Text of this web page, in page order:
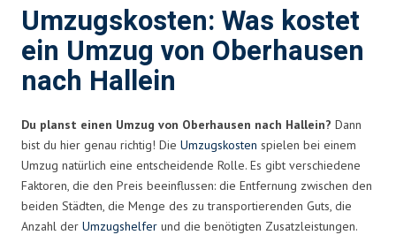
Umzugskosten: Was kostet
ein Umzug von Oberhausen
nach Hallein
Du planst einen Umzug von Oberhausen nach Hallein? Dann
bist du hier genau richtig! Die Umzugskosten spielen bei einem
Umzug natürlich eine entscheidende Rolle. Es gibt verschiedene
Faktoren, die den Preis beeinflussen: die Entfernung zwischen den
beiden Städten, die Menge des zu transportierenden Guts, die
Anzahl der Umzugshelfer und die benötigten Zusatzleistungen.